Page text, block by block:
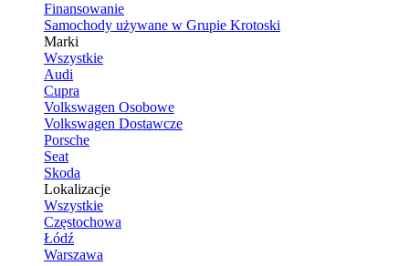
Finansowanie
Samochody używane w Grupie Krotoski
Marki
Wszystkie
Audi
Cupra
Volkswagen Osobowe
Volkswagen Dostawcze
Porsche
Seat
Skoda
Lokalizacje
Wszystkie
Częstochowa
Łódź
Warszawa